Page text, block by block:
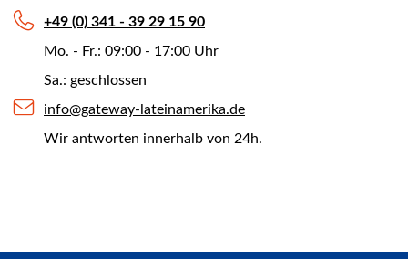
+49 (0) 341 - 39 29 15 90
Mo. - Fr.: 09:00 - 17:00 Uhr
Sa.: geschlossen
info@gateway-lateinamerika.de
Wir antworten innerhalb von 24h.